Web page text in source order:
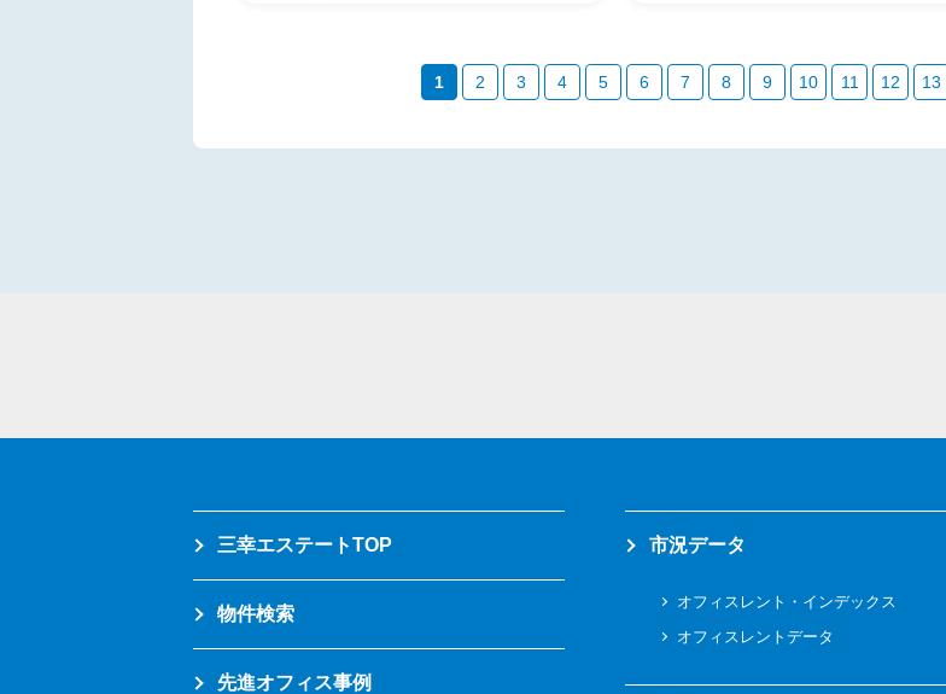
1 2 3 4 5 6 7 8 9 10 11 12 13
三幸エステートTOP
物件検索
先進オフィス事例
市況データ
オフィスレント・インデックス
オフィスレントデータ